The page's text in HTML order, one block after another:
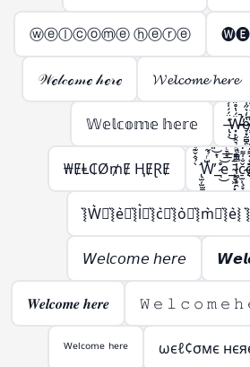
ⓦⓔⓛⓒⓞⓜⓔ ⓗⓔⓡⓔ
𝒲ℯ𝓁𝒸ℴ𝓂ℯ 𝒽ℯ𝓇ℯ 𝓦𝓮𝓵𝓬𝓸𝓶𝓮 𝓱𝓮𝓻𝓮
𝕎𝕖𝕝𝕔𝕠𝕞𝕖 𝕙𝕖𝕣𝕖
₩ɆⱠ₵Ø₥Ɇ ⱧɆⱤɆ
͛⦚W͛⦚͛⦚e͛⦚͛⦚l͛⦚͛⦚c͛⦚͛⦚o͛⦚͛⦚m͛⦚͛⦚e͛⦚
𝘞𝘦𝘭𝘤𝘰𝘮𝘦 𝘩𝘦𝘳𝘦
𝑾𝒆𝒍𝒄𝒐𝒎𝒆 𝒉𝒆𝒓𝒆 𝚆 𝚎 𝚕 𝚌 𝚘 𝚖 𝚎 𝚑
ᵂᵉˡᶜᵒᵐᵉ ʰᵉʳᵉ ωєℓ¢σмє